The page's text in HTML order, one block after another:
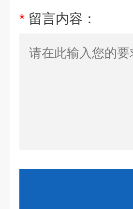
* 留言内容：